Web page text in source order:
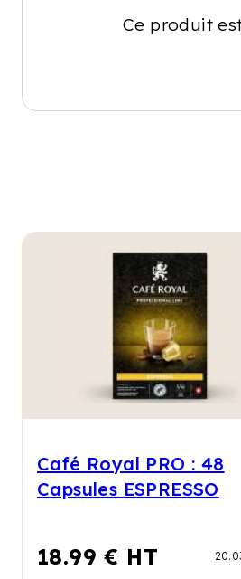
Ce produit
Café Royal PRO : 48
Capsules ESPRESSO
18.99 € HT